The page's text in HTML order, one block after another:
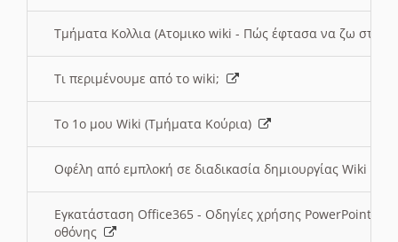
Τμήματα Κολλια (Ατομικο wiki - Πώς έφτασα να ζω στην
Τι περιμένουμε από το wiki;
Το 1ο μου Wiki (Τμήματα Κούρια)
Οφέλη από εμπλοκή σε διαδικασία δημιουργίας Wiki
Εγκατάσταση Office365 - Οδηγίες χρήσης PowerPoint
οθόνης